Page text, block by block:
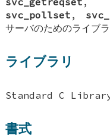
svc_pollset ,
サーバのためのライブ
ライブラリ
Standard C
書式